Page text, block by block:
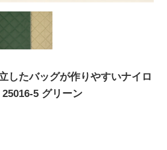
したバッグが作りやすいナイロ
5 グリーン